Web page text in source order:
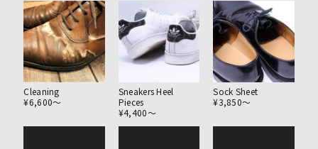
Cleaning
¥6,600〜
Sneakers Heel
Pieces
¥4,400〜
Sock Sheet
¥3,850〜